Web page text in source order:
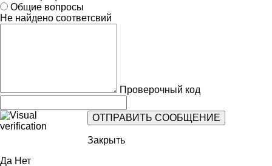
Общие вопросы
Не найдено соответсвий
Проверочный код
Закрыть
Да Нет